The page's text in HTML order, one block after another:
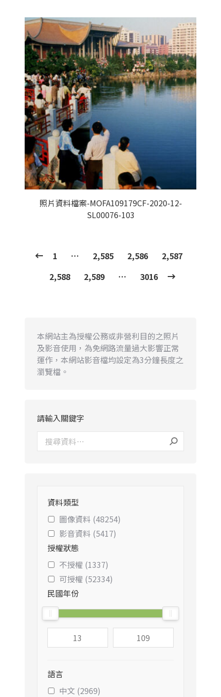
照片資料檔案-MOFA109179CF-2020-12-
SL00076-103
1 … 2,585 2,586
2,587
2,588
2,589 … 3016
本網站主為授權公務或非營利目的之照片
及影音使用，為免網路流量過大影響正常
運作，本網站影音檔均設定為3分鐘長度之
瀏覽檔。
請輸入關鍵字
資料類型
圖像資料 (48254)
影音資料 (5417)
授權狀態
不授權 (1337)
可授權 (52334)
民國年份
語言
中文 (2969)